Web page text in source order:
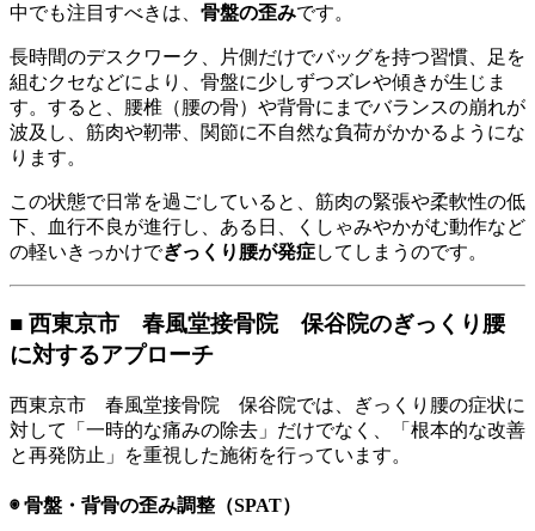
中でも注目すべきは、 骨盤の歪みです。
長時間のデスクワーク、片側だけでバッグを持つ習慣、足を
組むクセなどにより、骨盤に少しずつズレや傾きが生じま
す。すると、腰椎（腰の骨）や背骨にまでバランスの崩れが
波及し、筋肉や靭帯、関節に不自然な負荷がかかるようにな
ります。
この状態で日常を過ごしていると、筋肉の緊張や柔軟性の低
下、血行不良が進行し、ある日、くしゃみやかがむ動作など
の軽いきっかけでぎっくり腰が発症してしまうのです。
■ 西東京市 春風堂接骨院 保谷院のぎっくり腰
に対するアプローチ
西東京市 春風堂接骨院 保谷院では、ぎっくり腰の症状に
対して「一時的な痛みの除去」だけでなく、「根本的な改善
と再発防止」を重視した施術を行っています。
◉ 骨盤・背骨の歪み調整（SPAT）